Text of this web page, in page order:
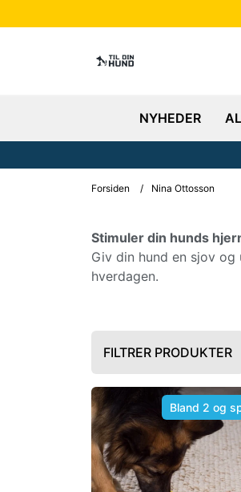
NYHEDER
Forsiden / Nina Ottosson
Stimuler din hunds
Giv din hund en sjov
hverdagen.
FILTRER PRODUKTER
Bland 2 og